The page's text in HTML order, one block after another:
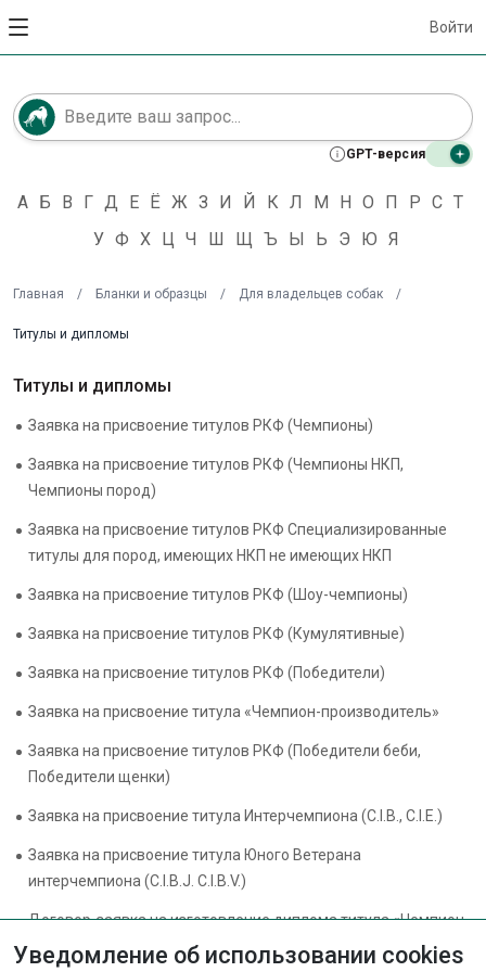
Войти
GPT-версия
А Б В Г Д Е Ё Ж З И Й К Л М Н О П Р С Т
У Ф Х Ц Ч Ш Щ Ъ Ы Ь Э Ю Я
Главная / Бланки и образцы / Для владельцев собак /
Титулы и дипломы
Титулы и дипломы
Заявка на присвоение титулов РКФ (Чемпионы)
Заявка на присвоение титулов РКФ (Чемпионы НКП,
Чемпионы пород)
Заявка на присвоение титулов РКФ Специализированные
титулы для пород, имеющих НКП не имеющих НКП
Заявка на присвоение титулов РКФ (Шоу-чемпионы)
Заявка на присвоение титулов РКФ (Кумулятивные)
Заявка на присвоение титулов РКФ (Победители)
Заявка на присвоение титула «Чемпион-производитель»
Заявка на присвоение титулов РКФ (Победители беби,
Победители щенки)
Заявка на присвоение титула Интерчемпиона (C.I.B., C.I.E.)
Заявка на присвоение титула Юного Ветерана
интерчемпиона (C.I.B.J. C.I.B.V.)
Договор-заявка на изготовление диплома титула «Чемпион
по рабочим качествам собак»
Уведомление об использовании cookies